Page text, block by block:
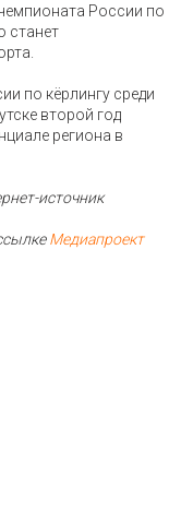
России по
станет
по кёрлингу среди
второй год
региона в
источник
Медиапроект